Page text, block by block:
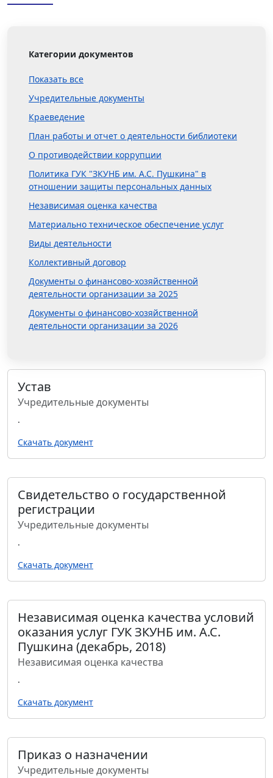
Устав
Учредительные документы
.
Скачать документ
Свидетельство о государственной
регистрации
Учредительные документы
.
Скачать документ
Независимая оценка качества условий
оказания услуг ГУК ЗКУНБ им. А.С.
Пушкина (декабрь, 2018)
Независимая оценка качества
.
Скачать документ
Приказ о назначении
Учредительные документы
Категории документов
Показать все
Учредительные документы
Краеведение
План работы и отчет о деятельности библиотеки
О противодействии коррупции
Политика ГУК "ЗКУНБ им. А.С. Пушкина" в
отношении защиты персональных данных
Независимая оценка качества
Материально техническое обеспечение услуг
Виды деятельности
Коллективный договор
Документы о финансово-хозяйственной
деятельности организации за 2025
Документы о финансово-хозяйственной
деятельности организации за 2026